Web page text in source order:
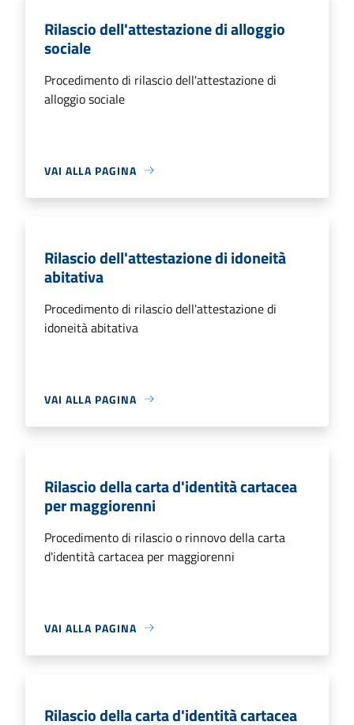
Rilascio dell'attestazione di alloggio
sociale
Procedimento di rilascio dell'attestazione di
alloggio sociale
VAI ALLA PAGINA
Rilascio dell'attestazione di idoneità
abitativa
Procedimento di rilascio dell'attestazione di
idoneità abitativa
VAI ALLA PAGINA
Rilascio della carta d'identità cartacea
per maggiorenni
Procedimento di rilascio o rinnovo della carta
d'identità cartacea per maggiorenni
VAI ALLA PAGINA
Rilascio della carta d'identità cartacea